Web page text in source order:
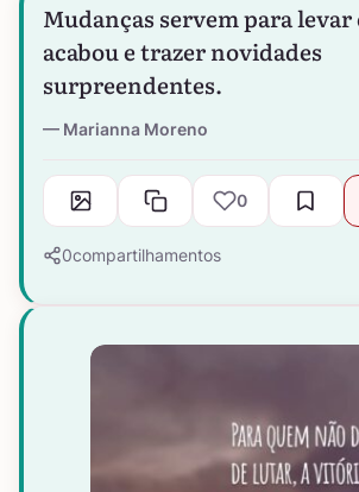
Mudanças servem para levar
acabou e trazer novidades
surpreendentes.
Marianna Moreno
0
0compartilhamentos